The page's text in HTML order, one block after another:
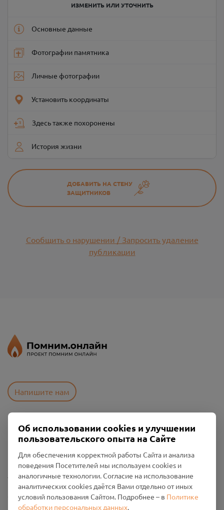
ИЗМЕНИТЬ ИЛИ УТОЧНИТЬ
Основные данные
Фотографии памятника
Личные фотографии
Установить координаты
Здесь также похоронены
История жизни
ДОБАВИТЬ НА СТЕНУ
ЗАЩИТНИКОВ
Сообщить о нарушении / Запросить удаление
публикации
Напишите нам
Пользовательское соглашение
Политика конфиденциальности
Промо-материалы
Настройки cookies
Общество с ограниченной ответственностью «Смоленский
Проект Помним»
Об использовании cookies и улучшении
пользовательского опыта на Сайте
Для обеспечения корректной работы Сайта и анализа
поведения Посетителей мы используем cookies и
аналогичные технологии. Согласие на использование
аналитических cookies даётся Вами отдельно от иных
условий пользования Сайтом. Подробнее – в Политике
обработки персональных данных.